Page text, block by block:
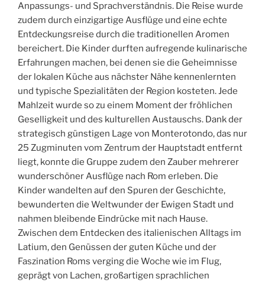
Anpassungs- und Sprachverständnis. Die Reise wurde
zudem durch einzigartige Ausflüge und eine echte
Entdeckungsreise durch die traditionellen Aromen
bereichert. Die Kinder durften aufregende kulinarische
Erfahrungen machen, bei denen sie die Geheimnisse
der lokalen Küche aus nächster Nähe kennenlernten
und typische Spezialitäten der Region kosteten. Jede
Mahlzeit wurde so zu einem Moment der fröhlichen
Geselligkeit und des kulturellen Austauschs. Dank der
strategisch günstigen Lage von Monterotondo, das nur
25 Zugminuten vom Zentrum der Hauptstadt entfernt
liegt, konnte die Gruppe zudem den Zauber mehrerer
wunderschöner Ausflüge nach Rom erleben. Die
Kinder wandelten auf den Spuren der Geschichte,
bewunderten die Weltwunder der Ewigen Stadt und
nahmen bleibende Eindrücke mit nach Hause.
Zwischen dem Entdecken des italienischen Alltags im
Latium, den Genüssen der guten Küche und der
Faszination Roms verging die Woche wie im Flug,
geprägt von Lachen, großartigen sprachlichen